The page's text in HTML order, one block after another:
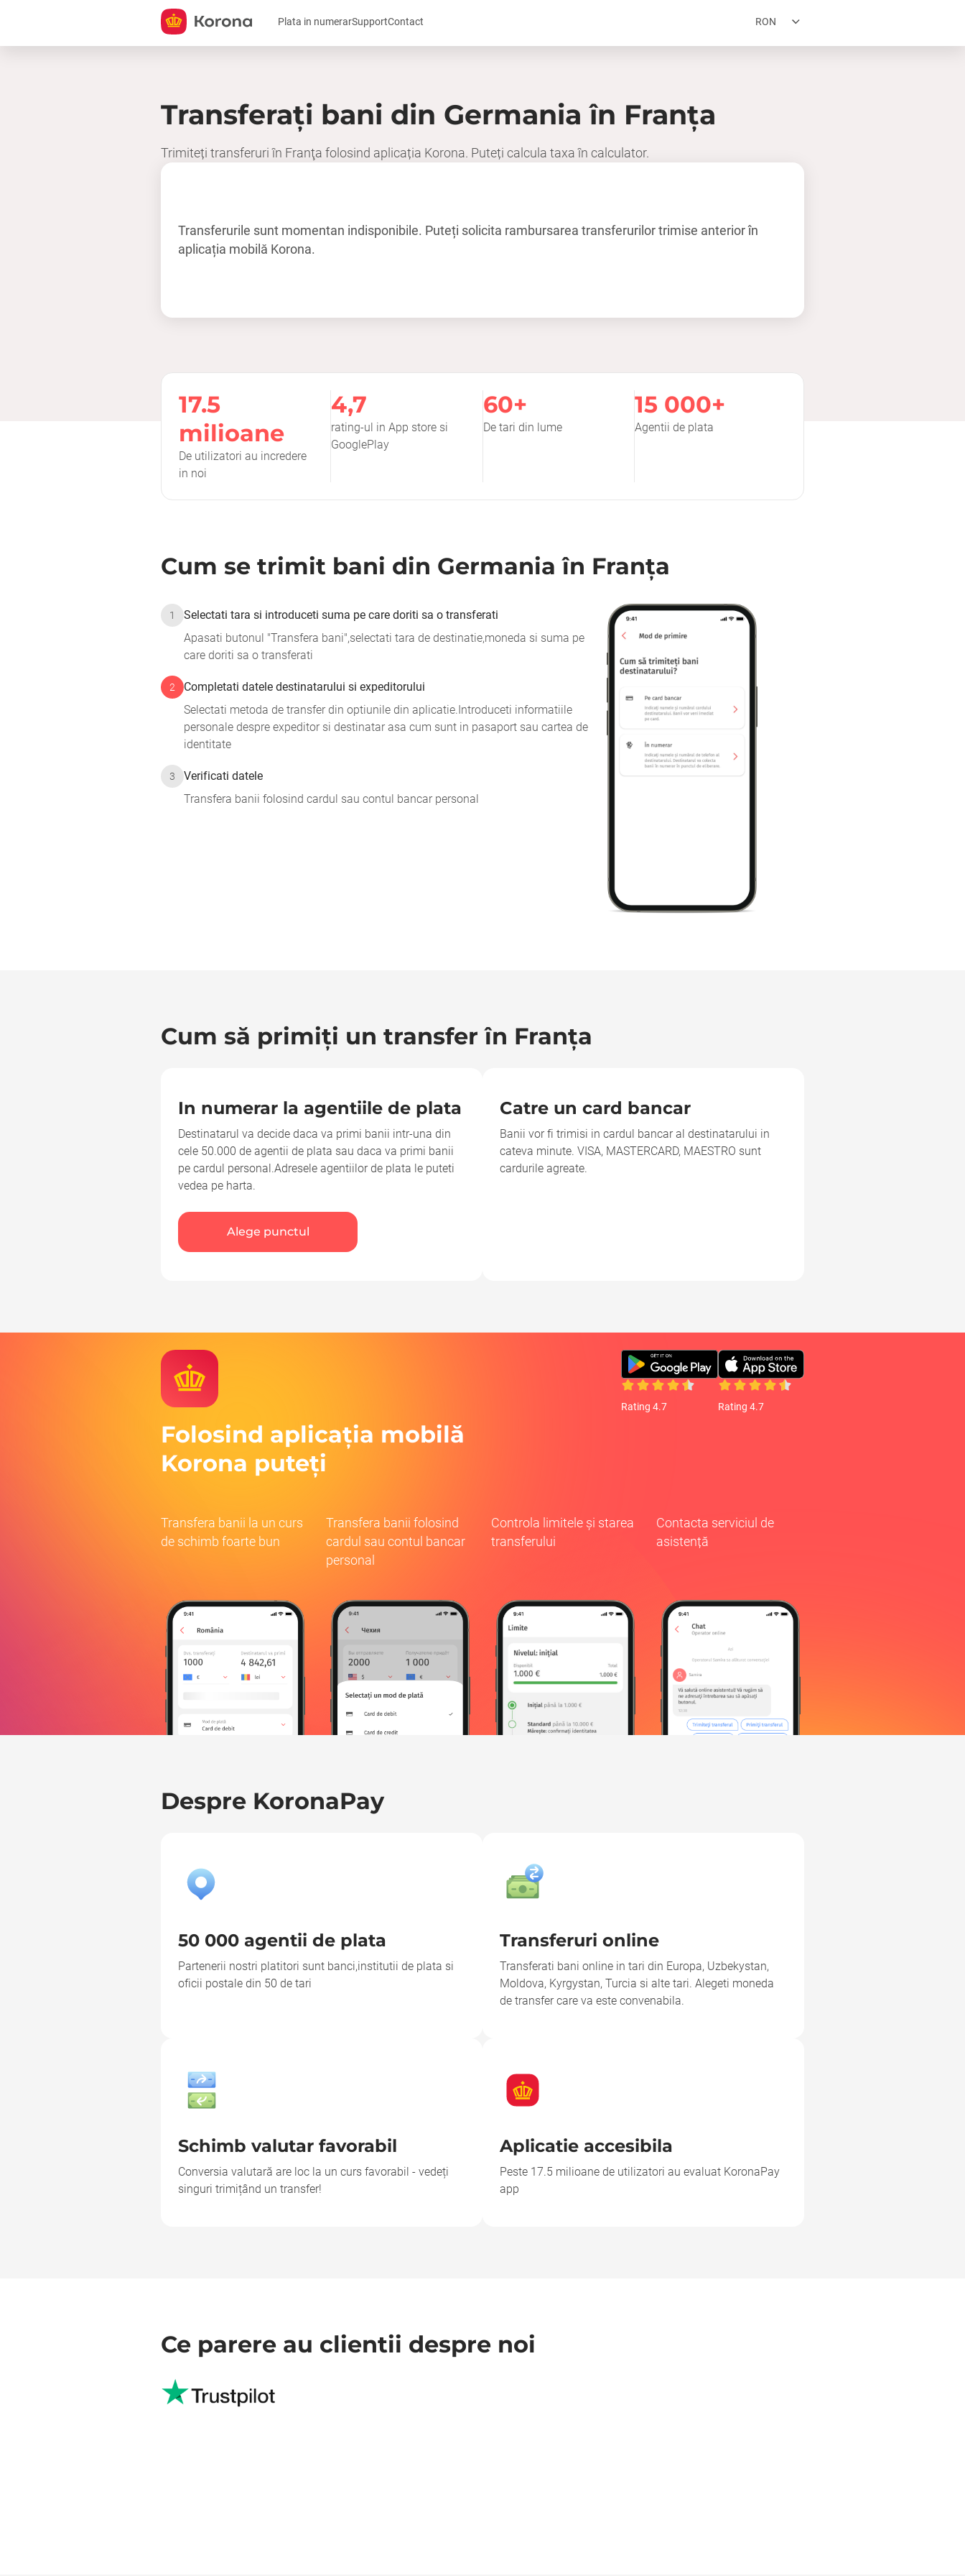
Plata in numerarSupportContact RON
Transferați bani din Germania în Franţa
Trimiteți transferuri în Franţa folosind aplicația Korona. Puteți calcula taxa în calculator.
Transferurile sunt momentan indisponibile. Puteți solicita rambursarea transferurilor trimise anterior în
aplicația mobilă Korona.
17.5
milioane
De utilizatori au incredere
in noi
4,7
rating-ul in App store si
GooglePlay
60+
De tari din lume
15 000+
Agentii de plata
Cum se trimit bani din Germania în Franţa
1
Selectati tara si introduceti suma pe care doriti sa o transferati
Apasati butonul "Transfera bani",selectati tara de destinatie,moneda si suma pe
care doriti sa o transferati
2
Completati datele destinatarului si expeditorului
Selectati metoda de transfer din optiunile din aplicatie.Introduceti informatiile
personale despre expeditor si destinatar asa cum sunt in pasaport sau cartea de
identitate
3
Verificati datele
Transfera banii folosind cardul sau contul bancar personal
Cum să primiți un transfer în Franţa
In numerar la agentiile de plata
Destinatarul va decide daca va primi banii intr-una din
cele 50.000 de agentii de plata sau daca va primi banii
pe cardul personal.Adresele agentiilor de plata le puteti
Banii vor fi trimisi in cardul bancar al destinatarului in
cateva minute. VISA, MASTERCARD, MAESTRO sunt
Folosind aplicația mobilă
Korona puteți
Transfera banii la un curs
Transfera banii folosind
cardul sau contul bancar
Controla limitele și starea
Contacta serviciul de
Despre KoronaPay
50 000 agentii de plata
Partenerii nostri platitori sunt banci,institutii de plata si
Transferati bani online in tari din Europa, Uzbekystan,
Moldova, Kyrgystan, Turcia si alte tari. Alegeti moneda
Conversia valutară are loc la un curs favorabil - vedeți
Aplicatie accesibila
Peste 17.5 milioane de utilizatori au evaluat KoronaPay
Ce parere au clientii despre noi